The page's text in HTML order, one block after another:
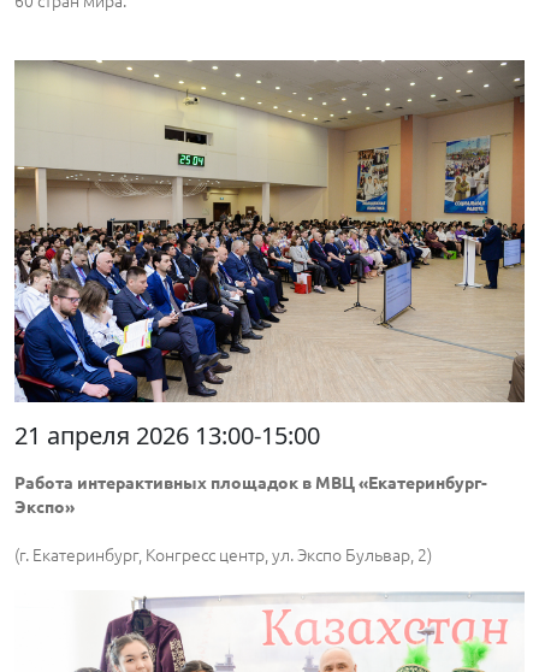
21 апреля 2026 13:00-15:00
Работа интерактивных площадок в МВЦ «Екатеринбург-
Экспо»
(г. Екатеринбург, Конгресс центр, ул. Экспо Бульвар, 2)